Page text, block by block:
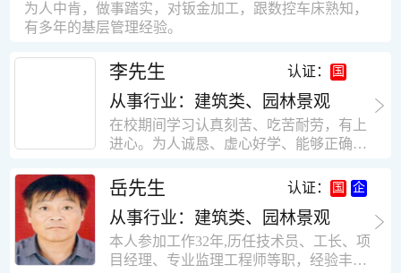
为人中肯，做事踏实，对钣金加工，跟数控车床熟知，
有多年的基层管理经验。
李先生 认证：
从事行业：建筑类、园林景观
在校期间学习认真刻苦、吃苦耐劳，有上
进心。为人诚恳、虚心好学、能够正确对
思想积极上进，接受能力和独立能力强，
有很强的团队精神和集体荣誉感。做事认
真负责，有很强的责任心。秉承山大扎
实、厚重的学风。为人正直、诚信、稳
重。有强烈的上进心、事业心。有很强的
岳先生 认证：
从事行业：建筑类、园林景观
本人参加工作32年,历任技术员、工长、项
目经理、专业监理工程师等职，经验丰